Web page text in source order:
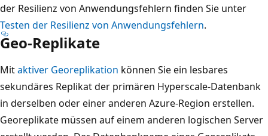
der Resilienz von Anwendungsfehlern finden Sie unter
Testen der Resilienz von Anwendungsfehlern.
Geo-Replikate
Mitaktiver Georeplikation können Sie ein lesbares
sekundäres Replikat der primären Hyperscale-Datenbank
in derselben oder einer anderen Azure-Region erstellen.
Georeplikate müssen auf einem anderen logischen Server